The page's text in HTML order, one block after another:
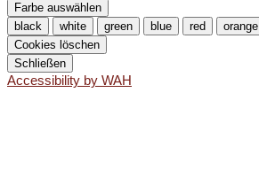
Farbe auswählen
black
white green blue red orange
Cookies löschen
Schließen
Accessibility by WAH